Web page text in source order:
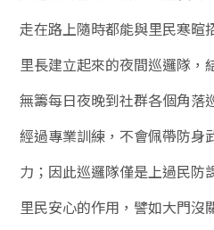
走在路上隨時都能與里民寒暄
里長建立起來的夜間巡邏隊，
無籌每日夜晚到社群各個角落
經過專業訓練，不會佩帶防身
力；因此巡邏隊僅是上過民防
里民安心的作用，譬如大門沒